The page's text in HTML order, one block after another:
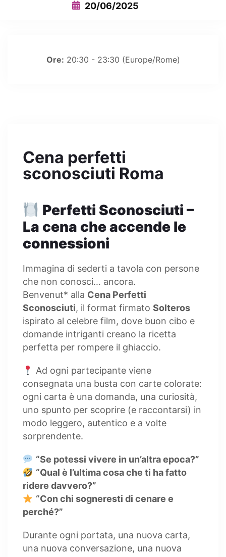
20/06/2025
Cena perfetti
sconosciuti Roma
Perfetti Sconosciuti –
La cena che accende le
connessioni
Immagina di sederti a tavola con persone
che non conosci… ancora.
Benvenut* alla Cena Perfetti
Sconosciuti, il format firmato Solteros
ispirato al celebre film, dove buon cibo e
domande intriganti creano la ricetta
perfetta per rompere il ghiaccio.
Ad ogni partecipante viene
consegnata una busta con carte colorate:
ogni carta è una domanda, una curiosità,
uno spunto per scoprire (e raccontarsi) in
modo leggero, autentico e a volte
sorprendente.
“Se potessi vivere in un’altra epoca?”
“Qual è l’ultima cosa che ti ha fatto
ridere davvero?”
“Con chi sogneresti di cenare e
perché?”
Durante ogni portata, una nuova carta,
una nuova conversazione, una nuova
Ore: 20:30 - 23:30 (Europe/Rome)